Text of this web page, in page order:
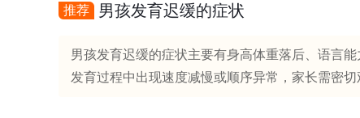
推荐 男孩发育迟缓的症状
男孩发育迟缓的症状主要有身高体重落后、语言
发育过程中出现速度减慢或顺序异常，家长需密